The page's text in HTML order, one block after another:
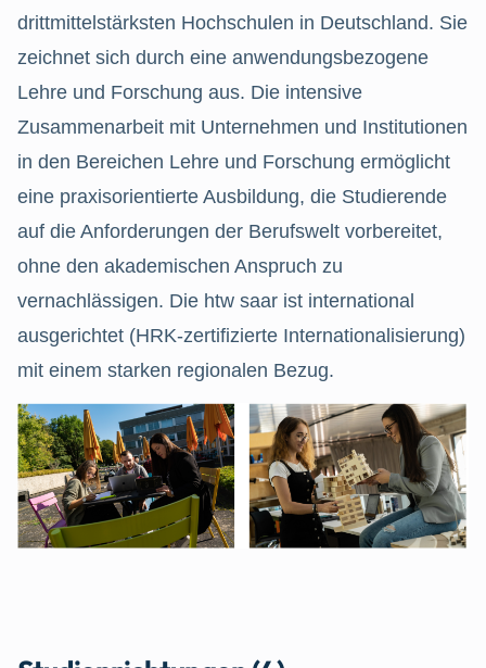
drittmittelstärksten Hochschulen in Deutschland. Sie
zeichnet sich durch eine anwendungsbezogene
Lehre und Forschung aus. Die intensive
Zusammenarbeit mit Unternehmen und Institutionen
in den Bereichen Lehre und Forschung ermöglicht
eine praxisorientierte Ausbildung, die Studierende
auf die Anforderungen der Berufswelt vorbereitet,
ohne den akademischen Anspruch zu
vernachlässigen. Die htw saar ist international
ausgerichtet (HRK-zertifizierte Internationalisierung)
mit einem starken regionalen Bezug.